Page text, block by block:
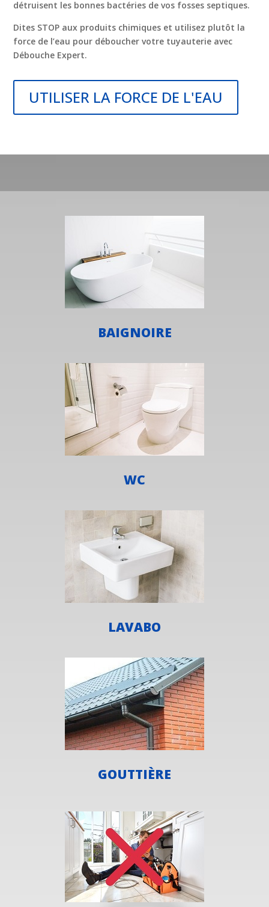
détruisent les bonnes bactéries de vos fosses septiques.
Dites STOP aux produits chimiques et utilisez plutôt la
force de l’eau pour déboucher votre tuyauterie avec
Débouche Expert.
UTILISER LA FORCE DE L'EAU
BAIGNOIRE
WC
LAVABO
GOUTTIÈRE